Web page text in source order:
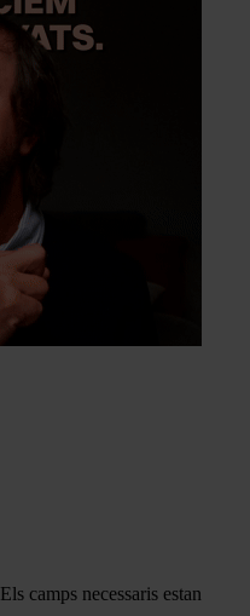
Els camps necessaris estan